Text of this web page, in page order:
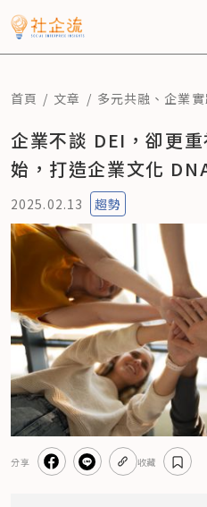
首頁 文章 多元共融 、 企業
企業不談 DEI，卻更
始，打造企業文化
2025.02.13 趨勢
分享 收藏